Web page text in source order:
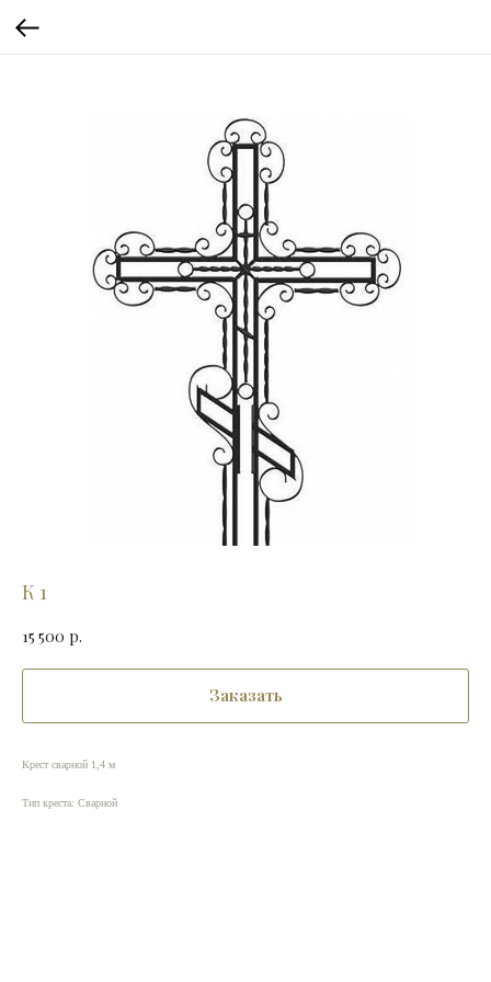
К 1
15 500 р.
Заказать
Крест сварной 1,4 м
Тип креста: Сварной